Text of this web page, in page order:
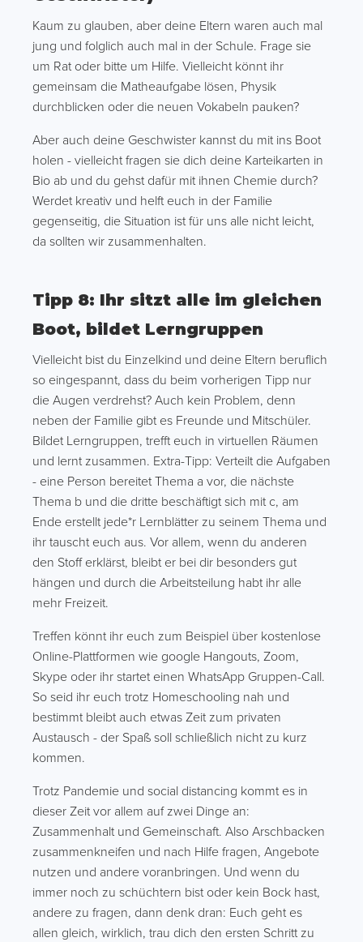
Kaum zu glauben, aber deine Eltern waren auch mal
jung und folglich auch mal in der Schule. Frage sie
um Rat oder bitte um Hilfe. Vielleicht könnt ihr
gemeinsam die Matheaufgabe lösen, Physik
durchblicken oder die neuen Vokabeln pauken?
Aber auch deine Geschwister kannst du mit ins Boot
holen - vielleicht fragen sie dich deine Karteikarten in
Bio ab und du gehst dafür mit ihnen Chemie durch?
Werdet kreativ und helft euch in der Familie
gegenseitig, die Situation ist für uns alle nicht leicht,
da sollten wir zusammenhalten.
Tipp 8: Ihr sitzt alle im gleichen
Boot, bildet Lerngruppen
Vielleicht bist du Einzelkind und deine Eltern beruflich
so eingespannt, dass du beim vorherigen Tipp nur
die Augen verdrehst? Auch kein Problem, denn
neben der Familie gibt es Freunde und Mitschüler.
Bildet Lerngruppen, trefft euch in virtuellen Räumen
und lernt zusammen. Extra-Tipp: Verteilt die Aufgaben
- eine Person bereitet Thema a vor, die nächste
Thema b und die dritte beschäftigt sich mit c, am
Ende erstellt jede*r Lernblätter zu seinem Thema und
ihr tauscht euch aus. Vor allem, wenn du anderen
den Stoff erklärst, bleibt er bei dir besonders gut
hängen und durch die Arbeitsteilung habt ihr alle
mehr Freizeit.
Treffen könnt ihr euch zum Beispiel über kostenlose
Online-Plattformen wie google Hangouts, Zoom,
Skype oder ihr startet einen WhatsApp Gruppen-Call.
So seid ihr euch trotz Homeschooling nah und
bestimmt bleibt auch etwas Zeit zum privaten
Austausch - der Spaß soll schließlich nicht zu kurz
kommen.
Trotz Pandemie und social distancing kommt es in
dieser Zeit vor allem auf zwei Dinge an:
Zusammenhalt und Gemeinschaft. Also Arschbacken
zusammenkneifen und nach Hilfe fragen, Angebote
nutzen und andere voranbringen. Und wenn du
immer noch zu schüchtern bist oder kein Bock hast,
andere zu fragen, dann denk dran: Euch geht es
allen gleich, wirklich, trau dich den ersten Schritt zu